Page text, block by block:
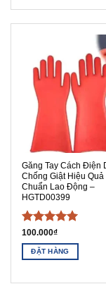
Găng Tay Cách Điện
Chống Giật Hiệu
Chuẩn Lao Động –
HGTD00399
Được xếp
hạng55
sao
100.000₫
ĐẶT HÀNG